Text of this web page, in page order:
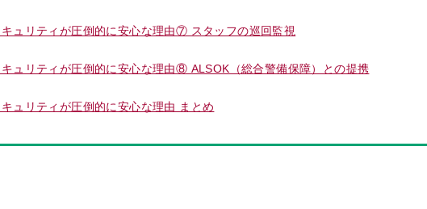
ュリティが圧倒的に安心な理由⑦ スタッフの巡回監視
ュリティが圧倒的に安心な理由⑧ ALSOK（総合警備保障）との提携
ュリティが圧倒的に安心な理由 まとめ